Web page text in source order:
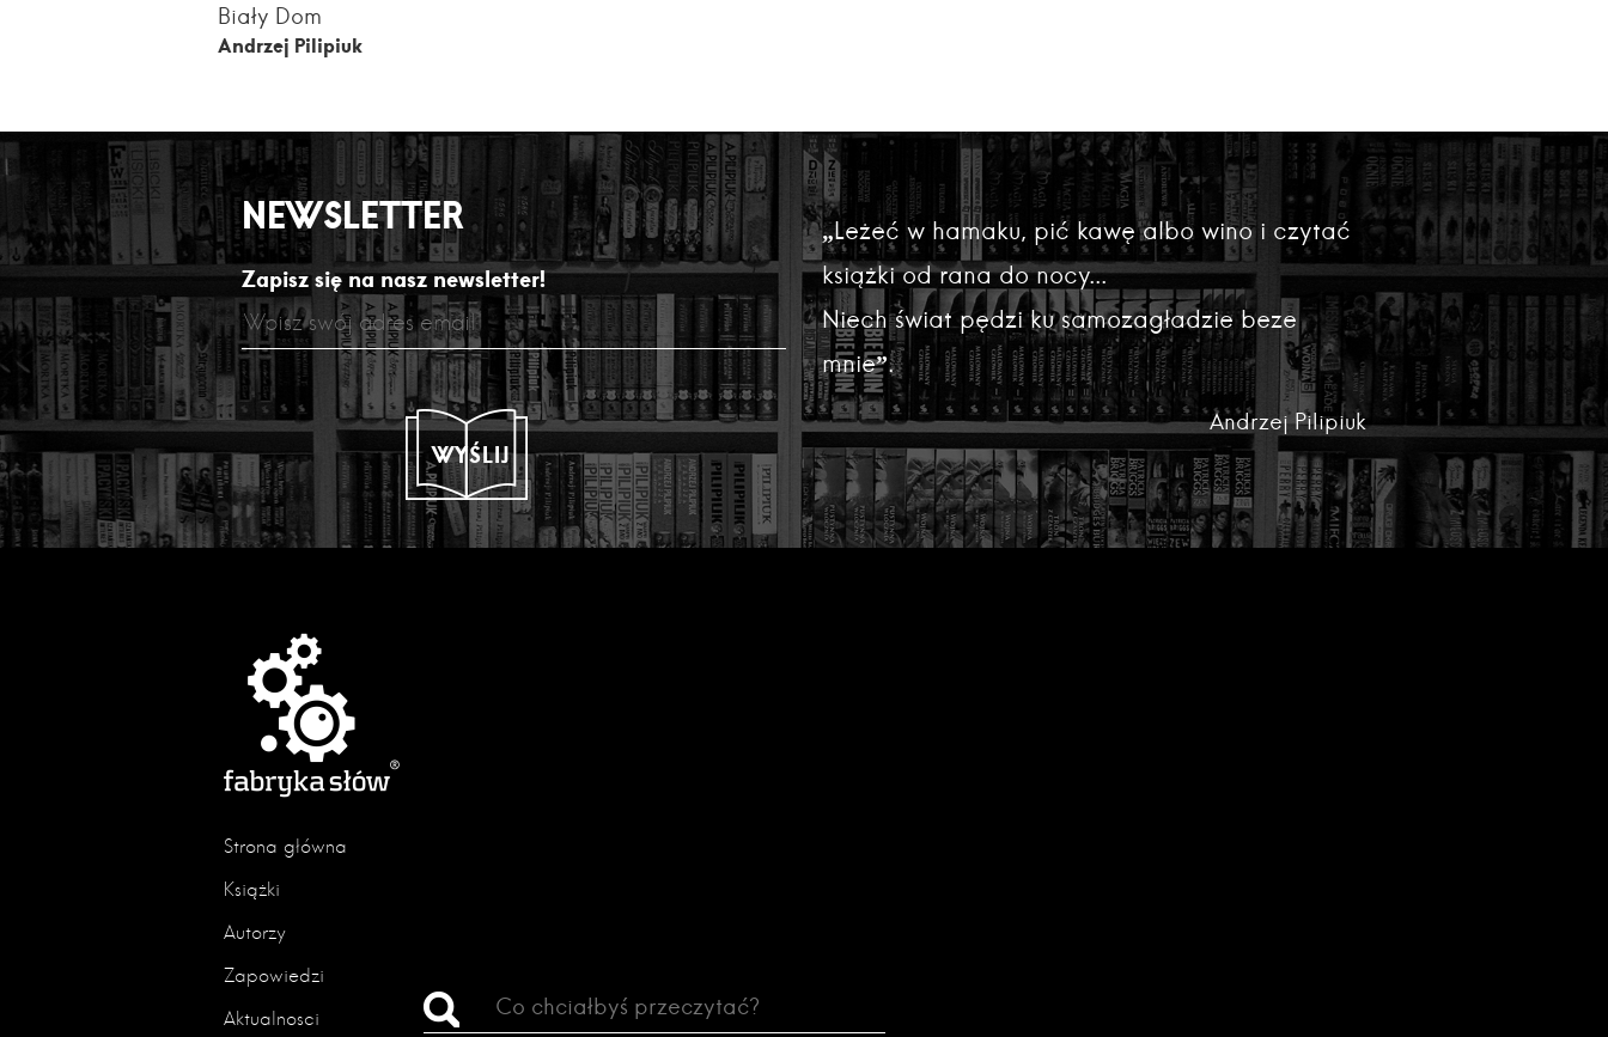
Biały Dom
Andrzej Pilipiuk
NEWSLETTER
Zapisz się na nasz newsletter!
WYŚLIJ
„Leżeć w hamaku, pić kawę albo wino i czytać
książki od rana do nocy...
Niech świat pędzi ku samozagładzie beze
mnie”.
Andrzej Pilipiuk
Strona główna
Książki
Autorzy
Zapowiedzi
Aktualności